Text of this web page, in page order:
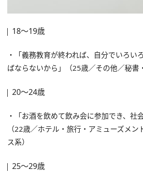
18～19歳
・「義務教育が終われば、自分でいろい
ばならないから」（25歳／その他／秘書
20～24歳
・「お酒を飲めて飲み会に参加でき、社
（22歳／ホテル・旅行・アミューズメン
ス系）
25～29歳